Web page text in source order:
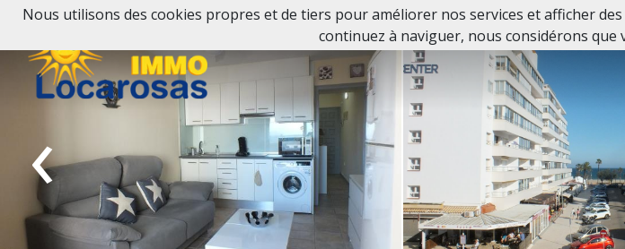
‹
Nous utilisons des cookies propres et de tiers pour améliorer nos services et afficher
continuez à naviguer, nous considérons que